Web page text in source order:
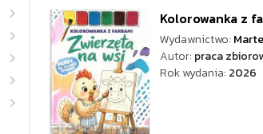
Kolorowanka z
Wydawnictwo:
Autor: praca
Rok wydania: 2026